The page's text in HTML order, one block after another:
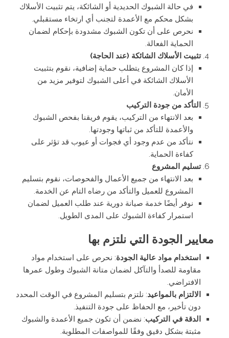
في حالة الشبوك الحديدية أو الشائكة، يتم تثبيت الأسلاك
بشكل محكم مع الأعمدة لتجنب أي ارتخاء مستقبلي.
نحرص على أن تكون الشبوك مشدودة بإحكام لضمان
الحماية الفعالة.
تثبيت الأسلاك الشائكة (عند الحاجة)
إذا كان المشروع يتطلب حماية إضافية، نقوم بتثبيت
الأسلاك الشائكة في أعلى الشبوك لتوفير مزيد من
الأمان.
التأكد من جودة التركيب
بعد الانتهاء من التركيب، يقوم فريقنا بفحص الشبوك
والأعمدة للتأكد من ثباتها وجودتها.
نتأكد من عدم وجود أي فجوات أو عيوب قد تؤثر على
كفاءة الحماية.
تسليم المشروع
بعد الانتهاء من جميع الأعمال والفحوصات، نقوم بتسليم
المشروع للعميل والتأكد من رضاه التام عن الخدمة.
نوفر أيضًا خدمة صيانة دورية عند طلب العميل لضمان
استمرار كفاءة الشبوك على المدى الطويل.
معايير الجودة التي نلتزم بها
استخدام مواد عالية الجودة: نحرص على استخدام مواد
مقاومة للصدأ والتآكل لضمان متانة الشبوك وطول عمرها
الافتراضي.
الالتزام بالمواعيد: نلتزم بتسليم المشروع في الوقت المحدد
دون تأخير، مع الحفاظ على جودة التنفيذ.
الدقة في التركيب: نضمن أن تكون جميع الأعمدة والشبوك
مثبتة بشكل دقيق وفقًا للمواصفات المطلوبة.